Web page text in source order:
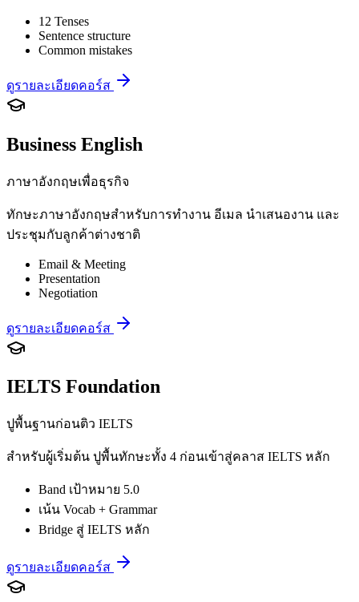
12 Tenses
Sentence structure
Common mistakes
ดูรายละเอียดคอร์ส
Business English
ภาษาอังกฤษเพื่อธุรกิจ
ทักษะภาษาอังกฤษสำหรับการทำงาน อีเมล นำเสนองาน และ
ประชุมกับลูกค้าต่างชาติ
Email & Meeting
Presentation
Negotiation
ดูรายละเอียดคอร์ส
IELTS Foundation
ปูพื้นฐานก่อนติว IELTS
สำหรับผู้เริ่มต้น ปูพื้นทักษะทั้ง 4 ก่อนเข้าสู่คลาส IELTS หลัก
Band เป้าหมาย 5.0
เน้น Vocab + Grammar
Bridge สู่ IELTS หลัก
ดูรายละเอียดคอร์ส